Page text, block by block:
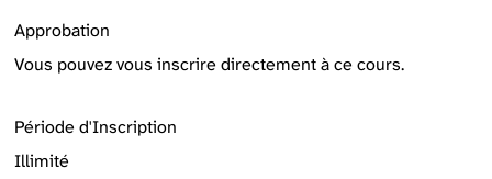
Approbation
Vous pouvez vous inscrire directement à ce cours.
Période d'Inscription
Illimité